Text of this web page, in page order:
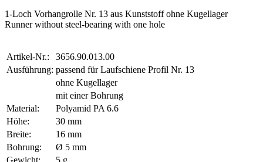
1-Loch Vorhangrolle Nr. 13 aus Kunststoff ohne Kugellager
Runner without steel-bearing with one hole
Artikel-Nr.:
3656.90.013.00
Ausführung: passend für Laufschiene Profil Nr. 13
ohne Kugellager
mit einer Bohrung
Material:
Polyamid PA 6.6
Höhe:
30 mm
Breite:
16 mm
Bohrung:
Ø 5 mm